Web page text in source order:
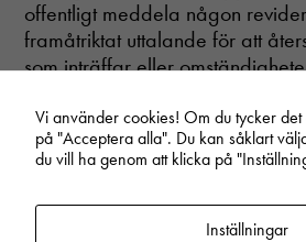
offentligt meddela någon
framåtriktat uttalande för att
som inträffar eller
Vi använder cookies! Om du tycker
på "Acceptera alla". Du kan såklart
du vill ha genom att klicka på
Inställningar